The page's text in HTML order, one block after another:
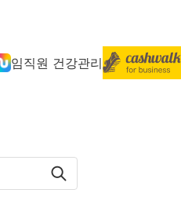
임직원 건강관리